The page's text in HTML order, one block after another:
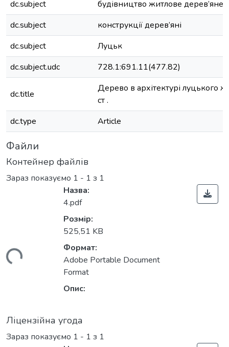
dc.subject
будівництво житлове дерев’яне
dc.subject
конструкції дерев’яні
dc.subject
Луцьк
dc.subject.udc
728.1:691.11(477.82)
dc.title
Дерево в архітектурі луцького
ст .
dc.type
Article
Файли
Контейнер файлів
Зараз показуємо 1 - 1 з 1
Назва:
4.pdf
Розмір:
525,51 KB
Формат:
Adobe Portable Document
Format
Опис:
Ліцензійна угода
Зараз показуємо 1 - 1 з 1